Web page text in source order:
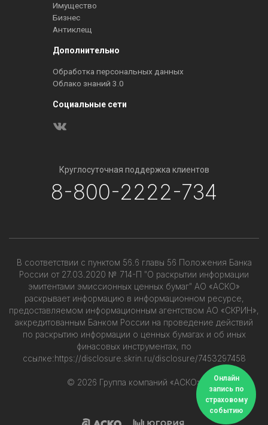
Онлайн
запись по
страховому
событию
Имущество
Бизнес
Антиклещ
Дополнительно
Обработка персональных данных
Облако знаний 3.0
Социальные сети
Круглосуточная поддержка клиентов
8-800-2222-734
В соответствии с пунктом 56.6 главы 56 Положения Банка
России от 27.03.2020 № 714-П "О раскрытии информации
эмитентами эмиссионных ценных бумаг" АО «АСКО»
раскрывает информацию в информационном ресурсе,
предоставляемом информационным агентством АО «СКРИН»,
аккредитованным Банком России на проведение действий
по раскрытию информации о ценных бумагах и об иных
финасовых инструментах, по
ссылке:https://disclosure.skrin.ru/disclosure/7453297458
© 2026 Группа компаний «АСКО»